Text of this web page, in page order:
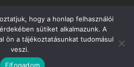
©2026 mente.hu
hogy a honlap felhasználói
sütiket alkalmazunk. A
ön a tájékoztatásunkat tudomásul
veszi.
Elfogadom